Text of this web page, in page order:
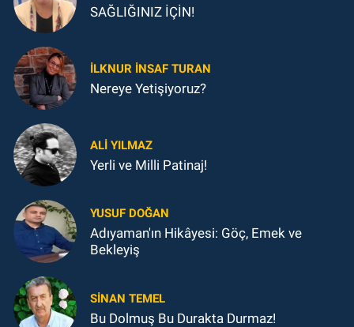
SAĞLIĞINIZ İÇİN!
İLKNUR İNSAF TURAN
Nereye Yetişiyoruz?
ALI YILMAZ
Yerli ve Milli Patinaj!
YUSUF DOĞAN
Adıyaman'ın Hikâyesi: Göç, Emek ve
Bekleyiş
SINAN TEMEL
Bu Dolmuş Bu Durakta Durmaz!